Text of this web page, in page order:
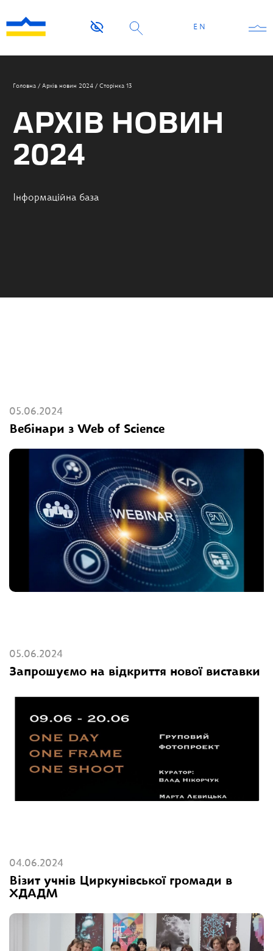
EN
Головна / Архів новин 2024 / Сторінка 13
АРХІВ НОВИН
2024
Інформаційна база
05.06.2024
Вебінари з Web of Science
05.06.2024
Запрошуємо на відкриття нової виставки
04.06.2024
Візит учнів Циркунівської громади в
ХДАДМ